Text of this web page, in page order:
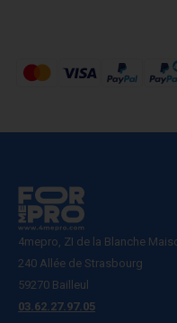
4mepro, ZI de la Blanche
240 Allée de Strasbourg
59270 Bailleul
03.62.27.97.05